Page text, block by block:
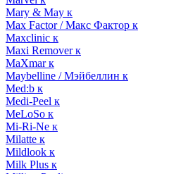
Mary & May к
Max Factor / Макс Фактор к
Maxclinic к
Maxi Remover к
MaXmar к
Maybelline / Мэйбеллин к
Med:b к
Medi-Peel к
MeLoSo к
Mi-Ri-Ne к
Milatte к
Mildlook к
Milk Plus к